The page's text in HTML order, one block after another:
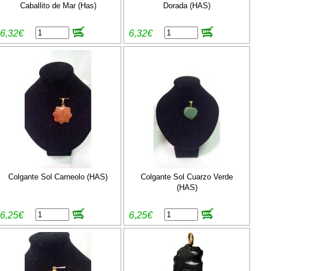
Caballito de Mar (Has)
6,32€
Dorada (HAS)
6,32€
Colgante Sol Carneolo (HAS)
6,25€
Colgante Sol Cuarzo Verde
(HAS)
6,25€